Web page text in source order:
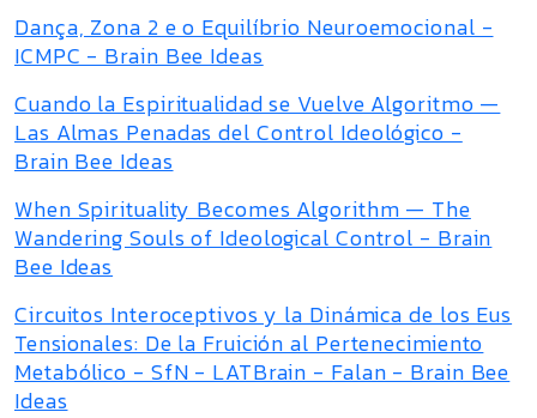
Dança, Zona 2 e o Equilíbrio Neuroemocional -
ICMPC - Brain Bee Ideas
Cuando la Espiritualidad se Vuelve Algoritmo —
Las Almas Penadas del Control Ideológico -
Brain Bee Ideas
When Spirituality Becomes Algorithm — The
Wandering Souls of Ideological Control - Brain
Bee Ideas
Circuitos Interoceptivos y la Dinámica de los Eus
Tensionales: De la Fruición al Pertenecimiento
Metabólico - SfN - LATBrain - Falan - Brain Bee
Ideas